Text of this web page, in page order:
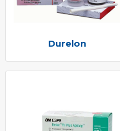
Durelon